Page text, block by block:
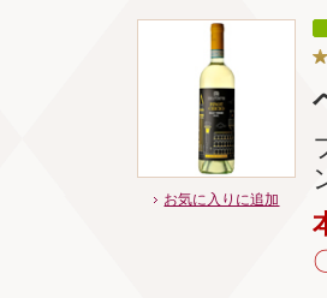
お気に入りに追加